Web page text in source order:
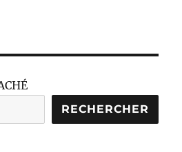
RECHERCHER